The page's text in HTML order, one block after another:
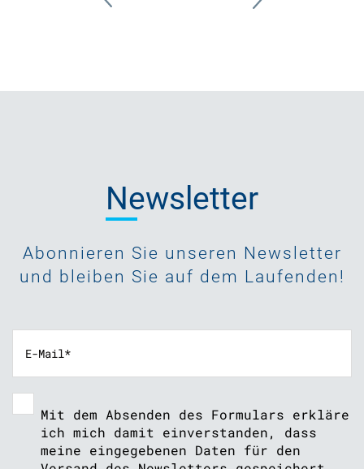
Newsletter
Abonnieren Sie unseren Newsletter
und bleiben Sie auf dem Laufenden!
Mit dem Absenden des Formulars erkläre
ich mich damit einverstanden, dass
meine eingegebenen Daten für den